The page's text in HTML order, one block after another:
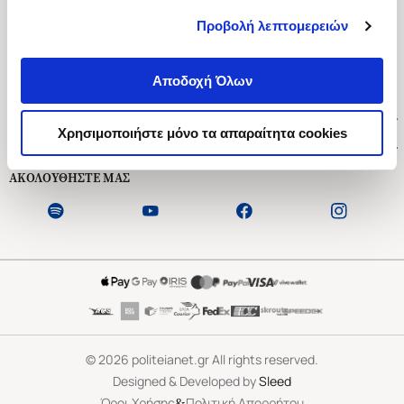
Προβολή λεπτομερειών
Αποδοχή Όλων
Χρησιμοποιήστε μόνο τα απαραίτητα cookies
Ασκληπιού 1-3, Αθήνα 106 79
Δευτέρα - Παρασκευή 09:00-21:00
Εξυπηρέτηση Πελατών
ΑΚΟΛΟΥΘΗΣΤΕ ΜΑΣ
©2026 politeianet.gr All rights reserved.
Designed & Developed bySleed